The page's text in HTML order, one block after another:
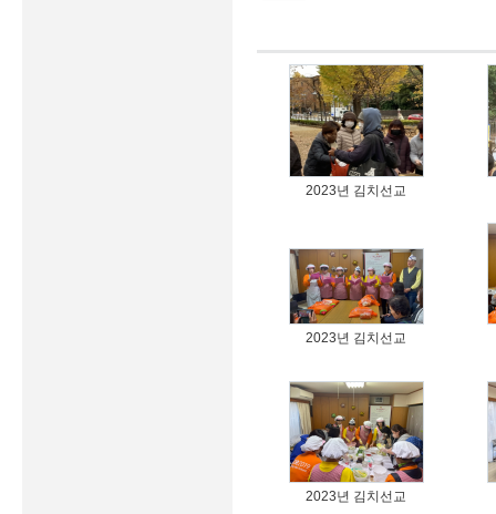
2023년 김치선교
2023년 김치선교
2023년 김치선교